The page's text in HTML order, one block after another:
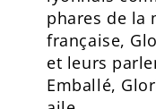
phares de la
française,
et leurs
Emballé,